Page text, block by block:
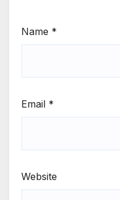
Name *
Email *
Website